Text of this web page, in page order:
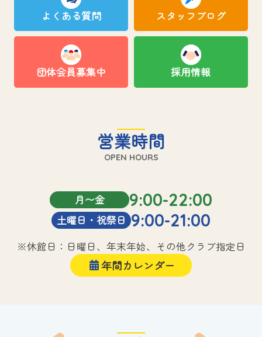
よくある質問 スタッフブログ
団体会員募集中 採用情報
営業時間
OPEN HOURS
月〜金 9:00-22:00
土曜日・祝祭日 9:00-21:00
※休館日：日曜日、年末年始、その他クラブ指定日
年間カレンダー